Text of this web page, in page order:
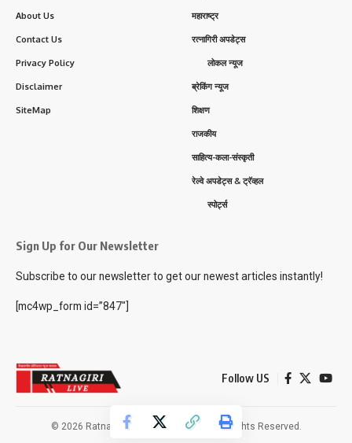
About Us
Contact Us
Privacy Policy
Disclaimer
SiteMap
महाराष्ट्र
रत्नागिरी अपडेट्स
लोकल न्यूज
ब्रेकिंग न्यूज
शिक्षण
राजकीय
साहित्य-कला-संस्कृती
रेल्वे अपडेट्स & ट्रॅव्हल
स्पोर्ट्स
Sign Up for Our Newsletter
Subscribe to our newsletter to get our newest articles instantly!
[mc4wp_form id=”847″]
Follow US
© 2026 Ratnagiri Live News Network. All Rights Reserved.